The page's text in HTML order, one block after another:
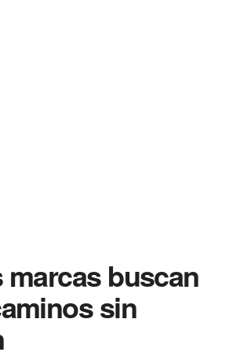
marcas buscan
sin